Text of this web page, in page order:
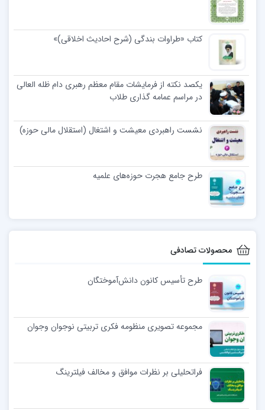
کتاب «طراوات بندگی (شرح احادیث اخلاقی)»
یکصد نکته از فرمایشات مقام معظم رهبری دام ظله العالی
در مراسم عمامه گذاری طلاب
نشست راهبردی معیشت و اشتغال (استقلال مالی حوزه)
طرح جامع هجرت حوزه‌های علمیه
محصولات تصادفی
طرح تأسیس کانون دانش‌آموختگان
مجموعه تصویری منظومه فکری تربیتی نوجوان وجوان
فراتحلیلی بر نظرات موافق و مخالف فیلترینگ